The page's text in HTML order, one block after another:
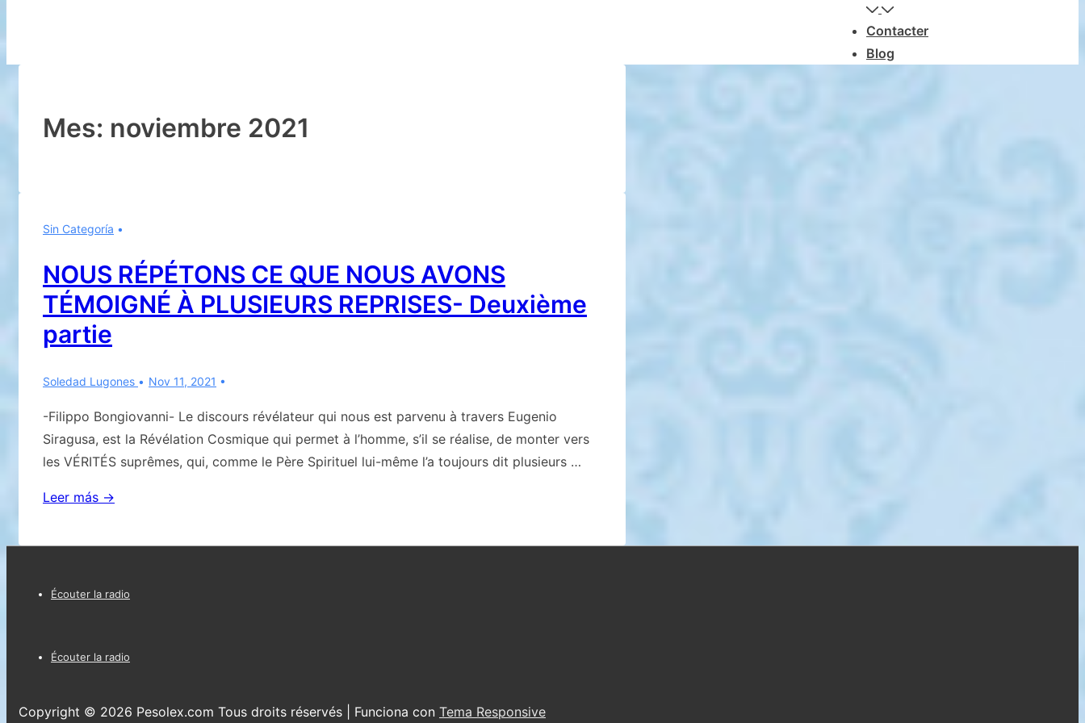
Contacter
Blog
Mes: noviembre 2021
Sin Categoría
NOUS RÉPÉTONS CE QUE NOUS AVONS
TÉMOIGNÉ À PLUSIEURS REPRISES- Deuxième
partie
Soledad Lugones Nov 11, 2021
-Filippo Bongiovanni- Le discours révélateur qui nous est parvenu à travers Eugenio
Siragusa, est la Révélation Cosmique qui permet à l’homme, s’il se réalise, de monter vers
les VÉRITÉS suprêmes, qui, comme le Père Spirituel lui-même l’a toujours dit plusieurs …
NOUS
NOUS
Leer más →
Menú
pie
página
Écouter la radio
Menú
pie
Écouter la radio
Copyright © 2026 Pesolex.com Tous droits réservés | Funciona con Tema Responsive